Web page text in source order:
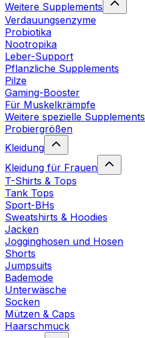
Weitere Supplements
Verdauungsenzyme
Probiotika
Nootropika
Leber-Support
Pflanzliche Supplements
Pilze
Gaming-Booster
Für Muskelkrämpfe
Weitere spezielle Supplements
Probiergrößen
Kleidung
Kleidung für Frauen
T-Shirts & Tops
Tank Tops
Sport-BHs
Sweatshirts & Hoodies
Jacken
Jogginghosen und Hosen
Shorts
Jumpsuits
Bademode
Unterwäsche
Socken
Mützen & Caps
Haarschmuck